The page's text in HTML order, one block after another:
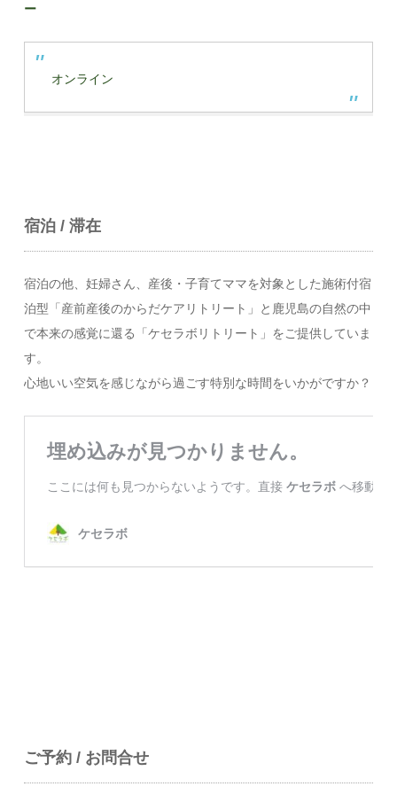
ー
オンライン
宿泊 / 滞在
宿泊の他、妊婦さん、産後・子育てママを対象とした施術付宿
泊型「産前産後のからだケアリトリート」と鹿児島の自然の中
で本来の感覚に還る「ケセラボリトリート」をご提供していま
す。
心地いい空気を感じながら過ごす特別な時間をいかがですか？
ご予約 / お問合せ